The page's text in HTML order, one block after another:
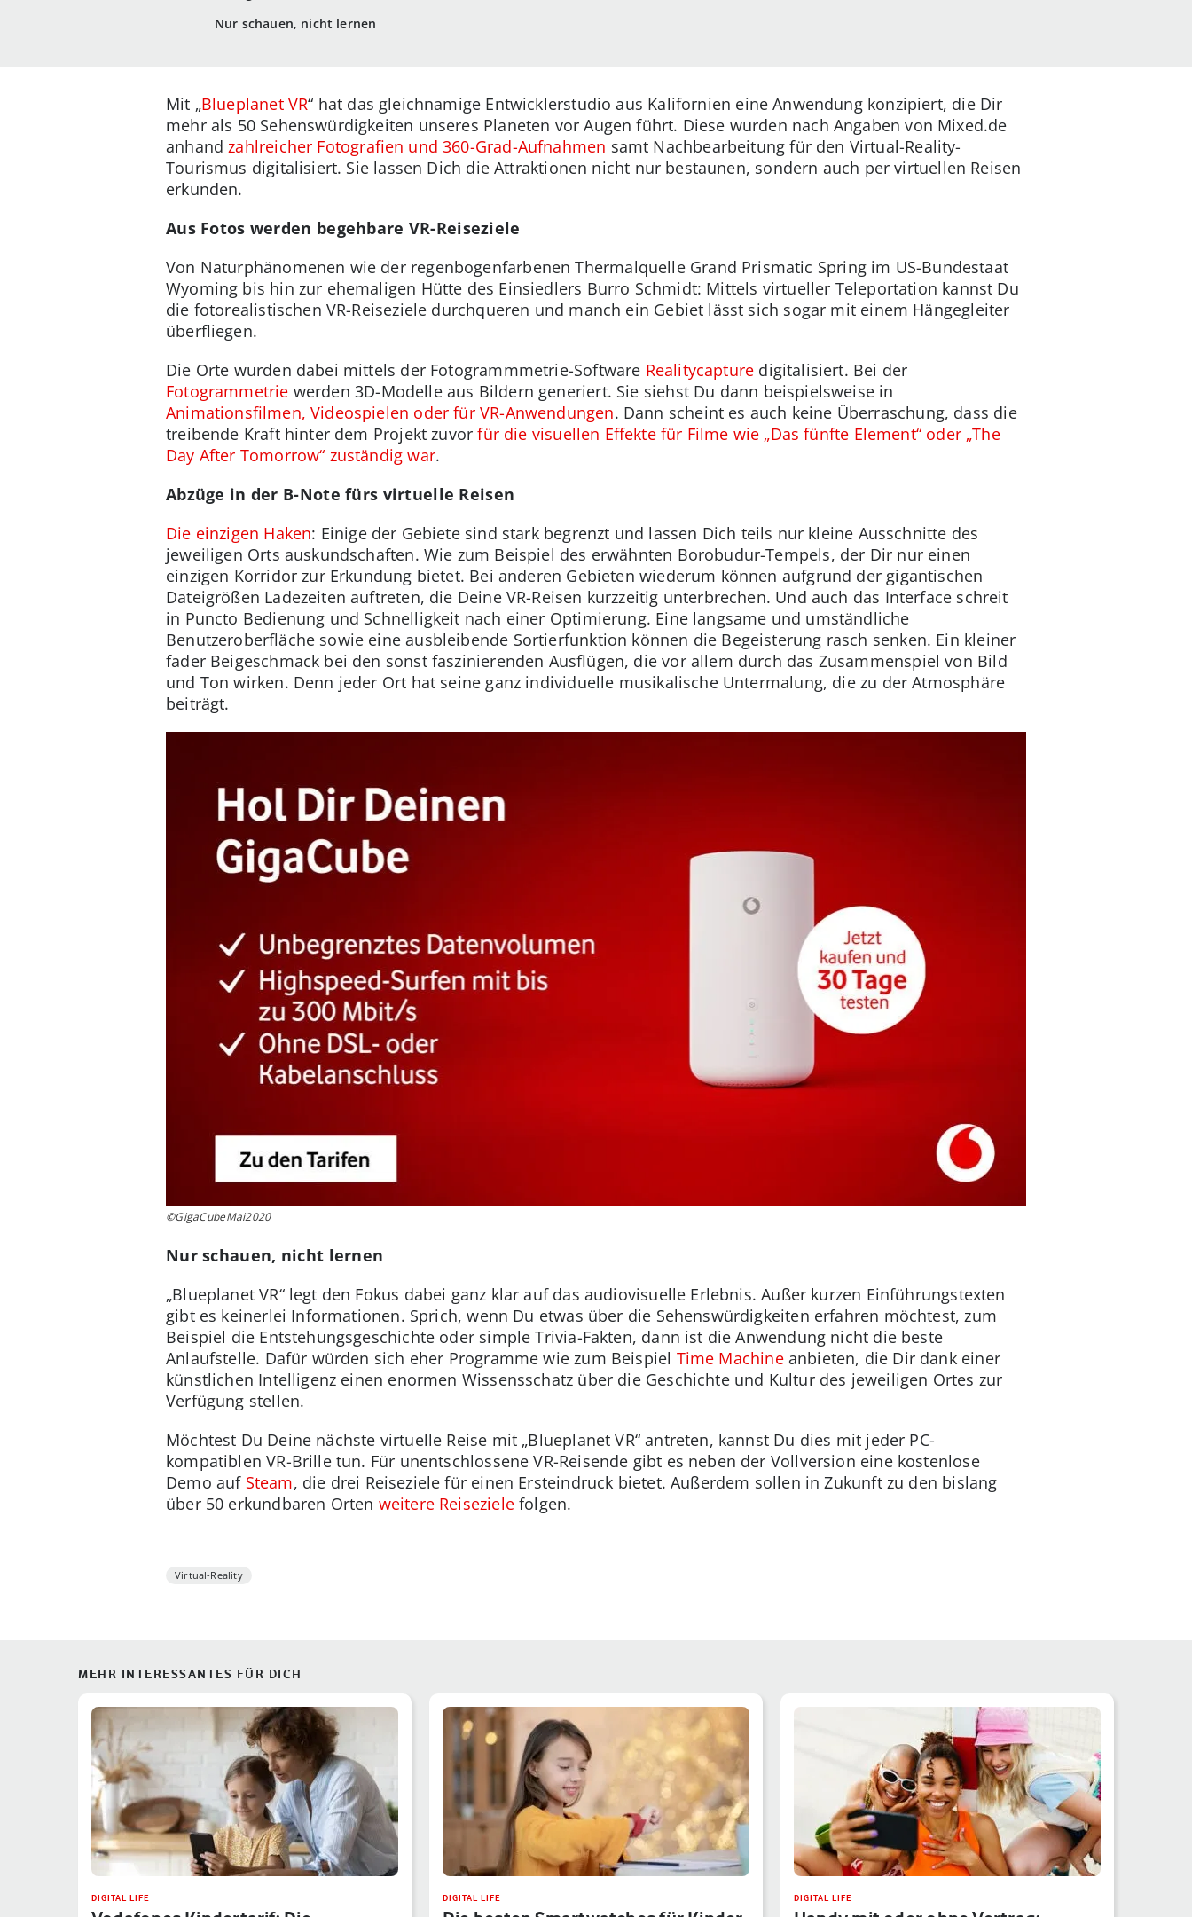
Nur schauen, nicht lernen
Mit „Blueplanet VR“ hat das gleichnamige Entwicklerstudio aus Kalifornien eine Anwendung konzipiert, die Dir
mehr als 50 Sehenswürdigkeiten unseres Planeten vor Augen führt. Diese wurden nach Angaben von Mixed.de
anhand zahlreicher Fotografien und 360-Grad-Aufnahmen samt Nachbearbeitung für den Virtual-Reality-
Tourismus digitalisiert. Sie lassen Dich die Attraktionen nicht nur bestaunen, sondern auch per virtuellen Reisen
erkunden.
Aus Fotos werden begehbare VR-Reiseziele
Von Naturphänomenen wie der regenbogenfarbenen Thermalquelle Grand Prismatic Spring im US-Bundestaat
Wyoming bis hin zur ehemaligen Hütte des Einsiedlers Burro Schmidt: Mittels virtueller Teleportation kannst Du
die fotorealistischen VR-Reiseziele durchqueren und manch ein Gebiet lässt sich sogar mit einem Hängegleiter
überfliegen.
Die Orte wurden dabei mittels der Fotogrammmetrie-Software Realitycapture digitalisiert. Bei der
Fotogrammetrie werden 3D-Modelle aus Bildern generiert. Sie siehst Du dann beispielsweise in
Animationsfilmen, Videospielen oder für VR-Anwendungen. Dann scheint es auch keine Überraschung, dass die
treibende Kraft hinter dem Projekt zuvorfür die visuellen Effekte für Filme wie „Das fünfte Element“ oder „The
Day After Tomorrow“ zuständig war.
Abzüge in der B-Note fürs virtuelle Reisen
Die einzigen Haken: Einige der Gebiete sind stark begrenzt und lassen Dich teils nur kleine Ausschnitte des
jeweiligen Orts auskundschaften. Wie zum Beispiel des erwähnten Borobudur-Tempels, der Dir nur einen
einzigen Korridor zur Erkundung bietet. Bei anderen Gebieten wiederum können aufgrund der gigantischen
Dateigrößen Ladezeiten auftreten, die Deine VR-Reisen kurzzeitig unterbrechen. Und auch das Interface schreit
in Puncto Bedienung und Schnelligkeit nach einer Optimierung. Eine langsame und umständliche
Benutzeroberfläche sowie eine ausbleibende Sortierfunktion können die Begeisterung rasch senken. Ein kleiner
fader Beigeschmack bei den sonst faszinierenden Ausflügen, die vor allem durch das Zusammenspiel von Bild
und Ton wirken. Denn jeder Ort hat seine ganz individuelle musikalische Untermalung, die zu der Atmosphäre
beiträgt.
©GigaCubeMai2020
Nur schauen, nicht lernen
„Blueplanet VR“ legt den Fokus dabei ganz klar auf das audiovisuelle Erlebnis. Außer kurzen Einführungstexten
gibt es keinerlei Informationen. Sprich, wenn Du etwas über die Sehenswürdigkeiten erfahren möchtest, zum
Beispiel die Entstehungsgeschichte oder simple Trivia-Fakten, dann ist die Anwendung nicht die beste
Anlaufstelle. Dafür würden sich eher Programme wie zum Beispiel Time Machineanbieten, die Dir dank einer
künstlichen Intelligenz einen enormen Wissensschatz über die Geschichte und Kultur des jeweiligen Ortes zur
Verfügung stellen.
Möchtest Du Deine nächste virtuelle Reise mit „Blueplanet VR“ antreten, kannst Du dies mit jeder PC-
kompatiblen VR-Brille tun. Für unentschlossene VR-Reisende gibt es neben der Vollversion eine kostenlose
Demo auf Steam, die drei Reiseziele für einen Ersteindruck bietet. Außerdem sollen in Zukunft zu den bislang
über 50 erkundbaren Orten weitere Reisezielefolgen.
Virtual-Reality
MEHR INTERESSANTES FÜR DICH
DIGITAL LIFE DIGITAL LIFE DIGITAL LIFE